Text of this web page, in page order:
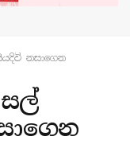
නසාගෙන